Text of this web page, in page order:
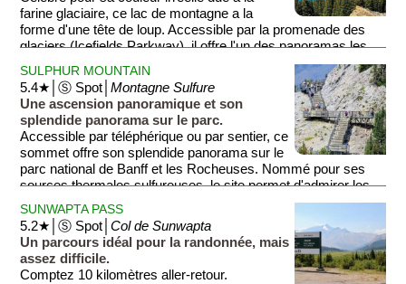
farine glaciaire, ce lac de montagne a la
forme d'une tête de loup. Accessible par la promenade des
glaciers (Icefields Parkway), il offre l'un des panoramas les
plus emblématiques des Montagnes Rocheuses
canadiennes.
SULPHUR MOUNTAIN
5.4★│Ⓢ Spot│Montagne Sulfure
Une ascension panoramique et son
splendide panorama sur le parc.
Accessible par téléphérique ou par sentier, ce
sommet offre son splendide panorama sur le
parc national de Banff et les Rocheuses. Nommé pour ses
sources thermales sulfureuses, le site permet d'admirer les
vallées environnantes et les sommets enneigés depuis une
plateforme d'observation spectaculaire.
SUNWAPTA PASS
5.2★│Ⓢ Spot│Col de Sunwapta
Un parcours idéal pour la randonnée, mais
assez difficile.
Comptez 10 kilomètres aller-retour.